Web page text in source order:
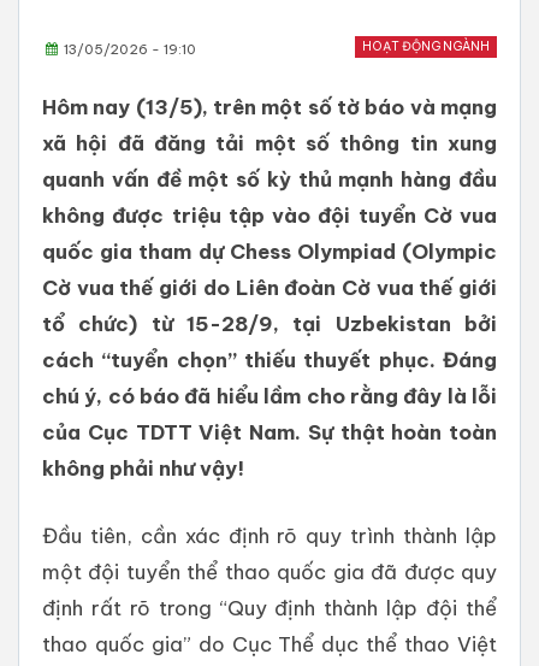
HOẠT ĐỘNG NGÀNH
13/05/2026 - 19:10
Hôm nay (13/5), trên một số tờ báo và mạng
xã hội đã đăng tải một số thông tin xung
quanh vấn đề một số kỳ thủ mạnh hàng đầu
không được triệu tập vào đội tuyển Cờ vua
quốc gia tham dự Chess Olympiad (Olympic
Cờ vua thế giới do Liên đoàn Cờ vua thế giới
tổ chức) từ 15-28/9, tại Uzbekistan bởi
cách “tuyển chọn” thiếu thuyết phục. Đáng
chú ý, có báo đã hiểu lầm cho rằng đây là lỗi
của Cục TDTT Việt Nam. Sự thật hoàn toàn
không phải như vậy!
Đầu tiên, cần xác định rõ quy trình thành lập
một đội tuyển thể thao quốc gia đã được quy
định rất rõ trong “Quy định thành lập đội thể
thao quốc gia” do Cục Thể dục thể thao Việt